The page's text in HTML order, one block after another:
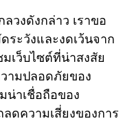
วงดังกล่าว เราขอ
ระวังและงดเว้นจาก
เว็บไซต์ที่น่าสงสัย
ามปลอดภัยของ
น่าเชื่อถือของ
ดความเสี่ยงของการ